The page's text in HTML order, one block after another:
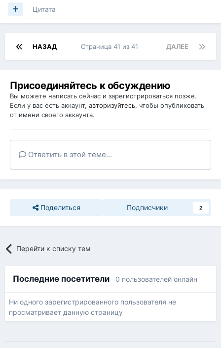
Цитата
НАЗАД ДАЛЕЕ
Страница 41 из 41
Присоединяйтесь к обсуждению
Вы можете написать сейчас и зарегистрироваться позже.
Если у вас есть аккаунт, авторизуйтесь, чтобы опубликовать
от имени своего аккаунта.
Ответить в этой теме...
Поделиться Подписчики 2
Перейти к списку тем
Последние посетители 0 пользователей онлайн
Ни одного зарегистрированного пользователя не
просматривает данную страницу